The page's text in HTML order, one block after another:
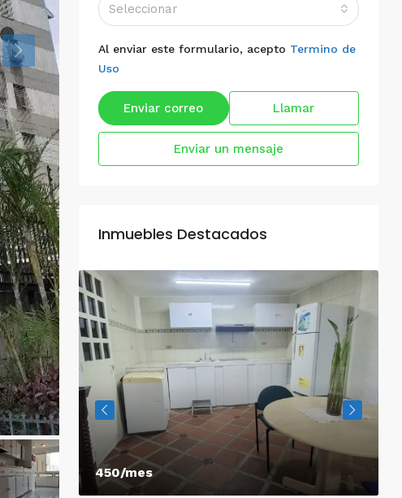
Seleccionar
Al enviar este formulario, acepto Termino de
Uso
Enviar correo Llamar
Enviar un mensaje
Inmuebles Destacados
450/mes